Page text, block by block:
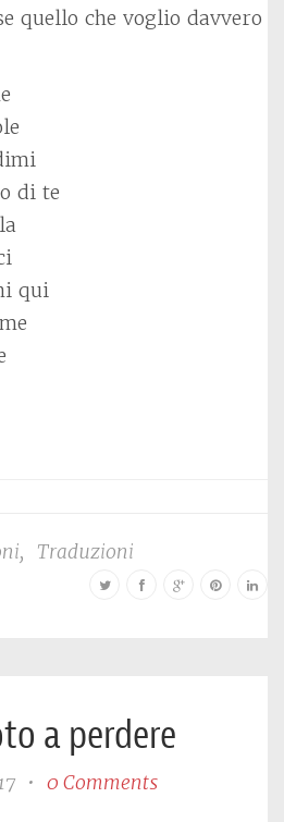
quello che voglio davvero
di te
qui
, Traduzioni
a perdere
• 0 Comments